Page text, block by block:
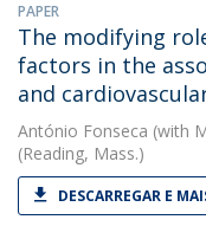
PAPER
The modifying
factors in the
and
António Fonseca (with
(Reading, Mass.)
DESCARREGAR E